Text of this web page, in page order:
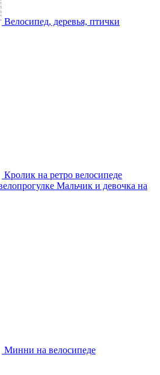
Велосипед, деревья, птички
Кролик на ретро велосипеде
Мальчик и девочка на
Минни на велосипеде